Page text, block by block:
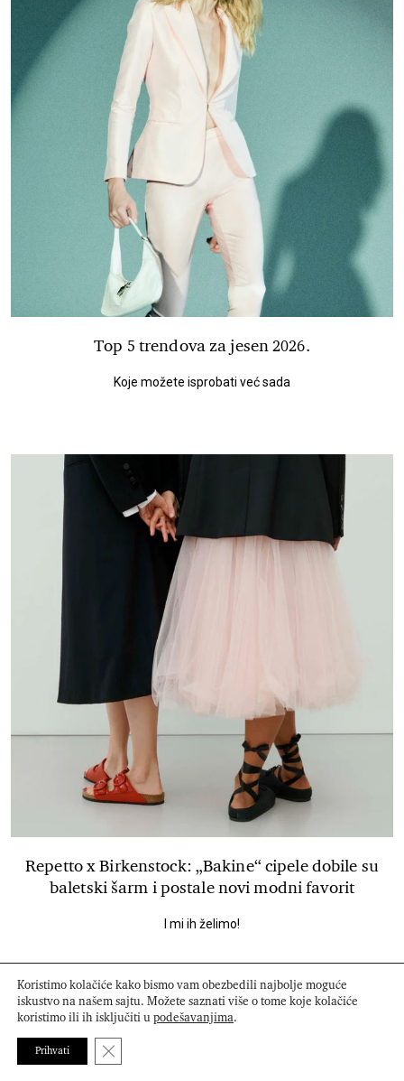
Top 5 trendova za jesen 2026.
Koje možete isprobati već sada
Repetto x Birkenstock: „Bakine“ cipele dobile su
baletski šarm i postale novi modni favorit
I mi ih želimo!
Koristimo kolačiće kako bismo vam obezbedili najbolje moguće
iskustvo na našem sajtu. Možete saznati više o tome koje kolačiće
koristimo ili ih isključiti upodešavanjima.
Prihvati Close GDPR Cookie Banner